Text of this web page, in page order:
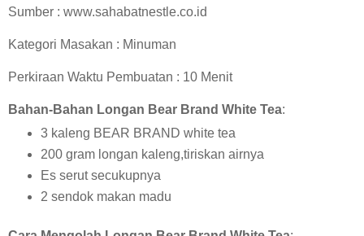
Sumber : www.sahabatnestle.co.id
Kategori Masakan : Minuman
Perkiraan Waktu Pembuatan : 10 Menit
Bahan-Bahan Longan Bear Brand White Tea:
3 kaleng BEAR BRAND white tea
200 gram longan kaleng,tiriskan airnya
Es serut secukupnya
2 sendok makan madu